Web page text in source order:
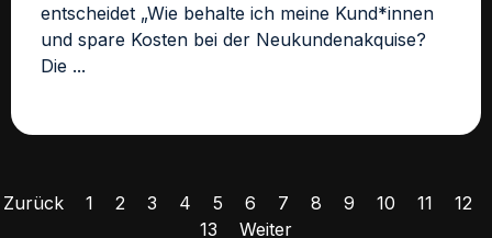
entscheidet „Wie behalte ich meine Kund*innen
und spare Kosten bei der Neukundenakquise?
Die ...
Zurück 1 2 3 4 5 6 7 8 9 10 11
12
13
Weiter